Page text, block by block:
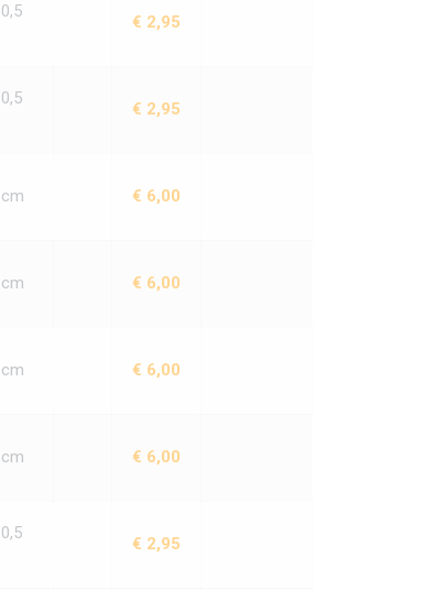
€ 2,95
€ 2,95
€ 6,00
€ 6,00
€ 6,00
€ 6,00
€ 2,95